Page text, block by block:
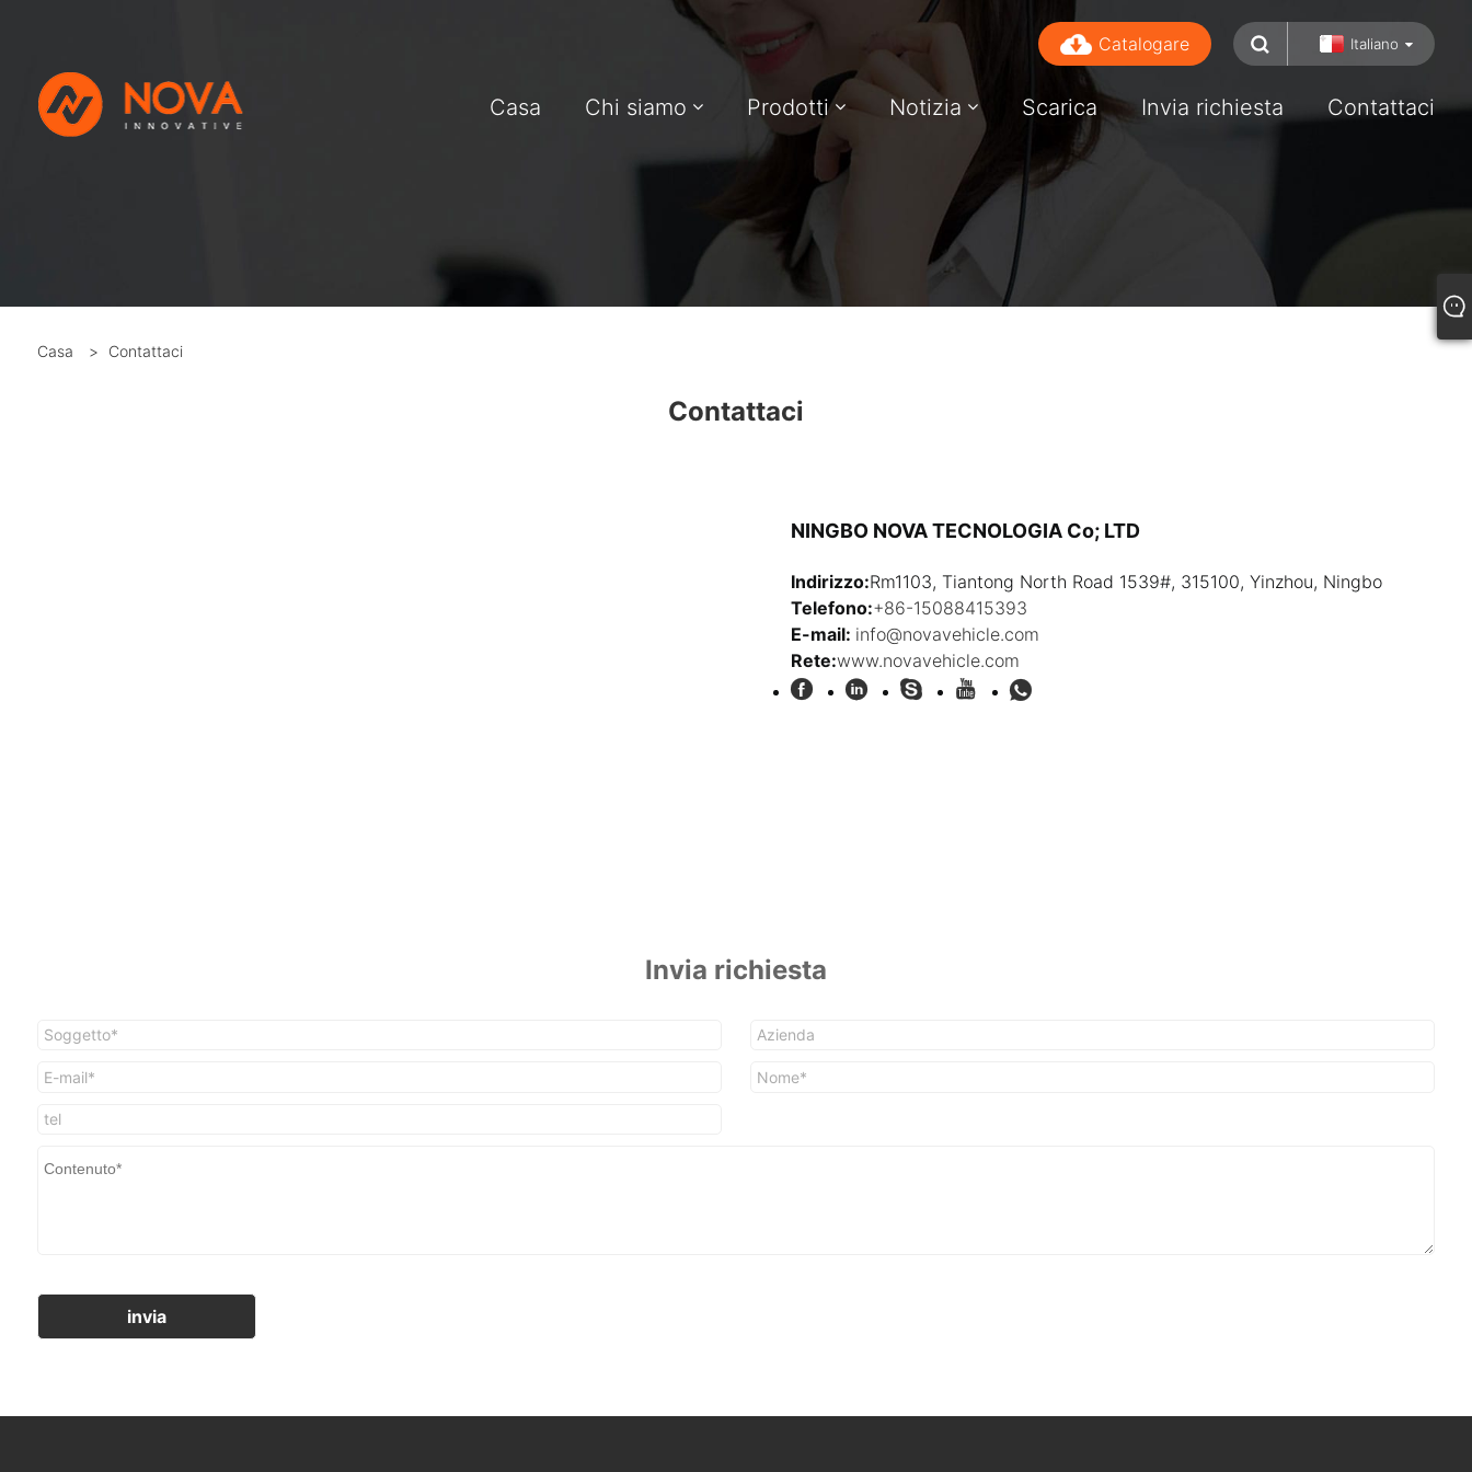
Italiano
Catalogare
Casa Chi siamo Prodotti Notizia Scarica Invia richiesta Contattaci
Casa > Contattaci
Contattaci
NINGBO NOVA TECNOLOGIA Co; LTD
Indirizzo:Rm1103, Tiantong North Road 1539#, 315100, Yinzhou, Ningbo
Telefono:+86-15088415393
E-mail: info@novavehicle.com
Rete:www.novavehicle.com
Invia richiesta